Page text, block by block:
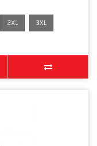
2XL 3XL